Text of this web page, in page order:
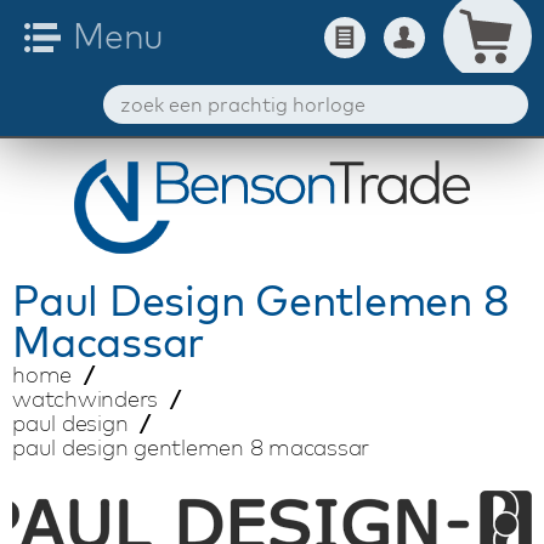
Paul Design Gentlemen 8
Macassar
home
watchwinders
paul design
paul design gentlemen 8 macassar